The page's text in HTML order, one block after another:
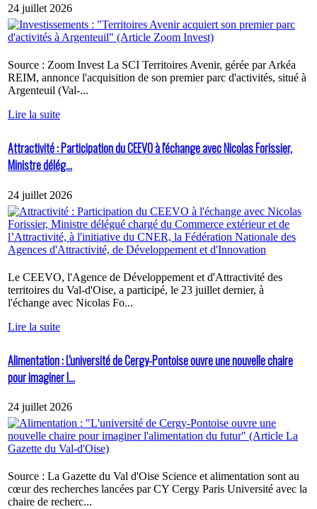
24 juillet 2026
Source : Zoom Invest La SCI Territoires Avenir, gérée par Arkéa
REIM, annonce l'acquisition de son premier parc d'activités, situé à
Argenteuil (Val-...
Lire la suite
Attractivité : Participation du CEEVO à l'échange avec Nicolas Forissier,
Ministre délég...
24 juillet 2026
Le CEEVO, l'Agence de Développement et d'Attractivité des
territoires du Val-d'Oise, a participé, le 23 juillet dernier, à
l'échange avec Nicolas Fo...
Lire la suite
Alimentation : L'université de Cergy-Pontoise ouvre une nouvelle chaire
pour imaginer l...
24 juillet 2026
Source : La Gazette du Val d'Oise Science et alimentation sont au
cœur des recherches lancées par CY Cergy Paris Université avec la
chaire de recherc...